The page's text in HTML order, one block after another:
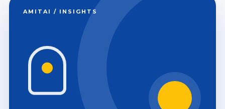
AMITAI / INSIGHTS